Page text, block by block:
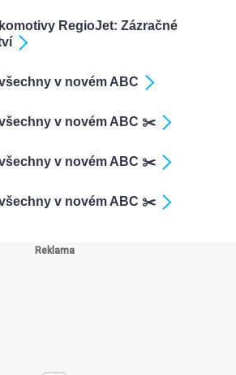
RegioJet: Zázračné
v novém ABC
v novém ABC ✂️
v novém ABC ✂️
v novém ABC ✂️